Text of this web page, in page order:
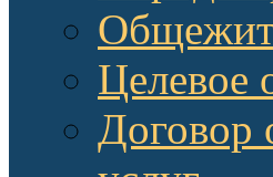
Целевое
Договор